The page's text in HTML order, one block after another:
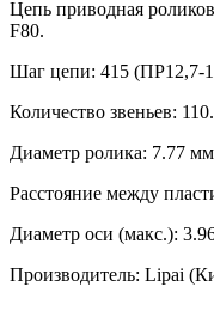
Цепь приводная
F80.
Шаг цепи: 415 (ПР12,7-
Количество звеньев: 110.
Диаметр ролика: 7.77
Расстояние между
Диаметр оси (макс.):
Производитель: Lipai